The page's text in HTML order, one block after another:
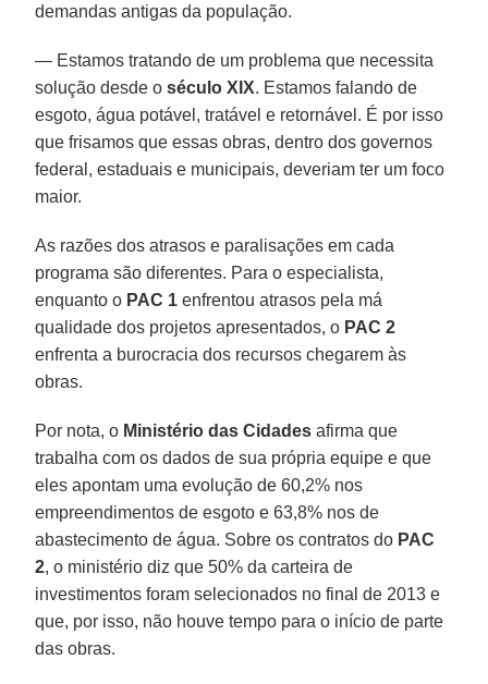
demandas antigas da população.
— Estamos tratando de um problema que necessita
solução desde oséculo XIX. Estamos falando de
esgoto, água potável, tratável e retornável. É por isso
que frisamos que essas obras, dentro dos governos
federal, estaduais e municipais, deveriam ter um foco
maior.
As razões dos atrasos e paralisações em cada
programa são diferentes. Para o especialista,
enquanto o PAC 1 enfrentou atrasos pela má
qualidade dos projetos apresentados, o PAC 2
enfrenta a burocracia dos recursos chegarem às
obras.
Por nota, o Ministério das Cidades afirma que
trabalha com os dados de sua própria equipe e que
eles apontam uma evolução de 60,2% nos
empreendimentos de esgoto e 63,8% nos de
abastecimento de água. Sobre os contratos do PAC
2, o ministério diz que 50% da carteira de
investimentos foram selecionados no final de 2013 e
que, por isso, não houve tempo para o início de parte
das obras.